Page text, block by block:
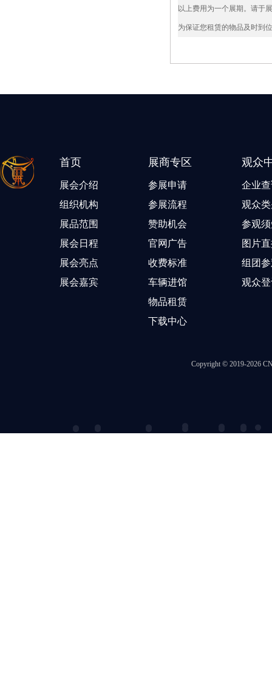
以上费用为一个展期。请于
为保证您租赁的物品及时到
首页
展会介绍
组织机构
展品范围
展会日程
展会亮点
展会嘉宾
展商专区
参展申请
参展流程
赞助机会
官网广告
收费标准
车辆进馆
物品租赁
下载中心
观众
企业
观众
参观
图片
组团
观众
Copyright © 2019-2026